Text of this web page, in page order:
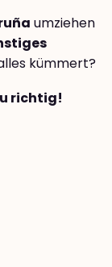
umziehen
kümmert?
richtig!